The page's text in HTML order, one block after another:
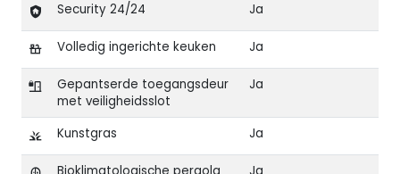
Security 24/24 Ja
Volledig ingerichte keuken Ja
Gepantserde toegangsdeur
met veiligheidsslot
Ja
Kunstgras Ja